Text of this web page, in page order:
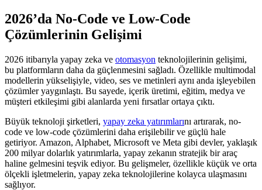
2026’da No-Code ve Low-Code
Çözümlerinin Gelişimi
2026 itibarıyla yapay zeka ve otomasyon teknolojilerinin gelişimi,
bu platformların daha da güçlenmesini sağladı. Özellikle multimodal
modellerin yükselişiyle, video, ses ve metinleri aynı anda işleyebilen
çözümler yaygınlaştı. Bu sayede, içerik üretimi, eğitim, medya ve
müşteri etkileşimi gibi alanlarda yeni fırsatlar ortaya çıktı.
Büyük teknoloji şirketleri, yapay zeka yatırımlarını artırarak, no-
code ve low-code çözümlerini daha erişilebilir ve güçlü hale
getiriyor. Amazon, Alphabet, Microsoft ve Meta gibi devler, yaklaşık
200 milyar dolarlık yatırımlarla, yapay zekanın stratejik bir araç
haline gelmesini teşvik ediyor. Bu gelişmeler, özellikle küçük ve orta
ölçekli işletmelerin, yapay zeka teknolojilerine kolayca ulaşmasını
sağlıyor.